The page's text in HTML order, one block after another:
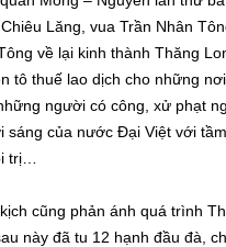
Lăng, vua Trần Nhân
về lại kinh thành Thăng
tô thuế lao dịch cho những
người có công, xử phạt
sáng của nước Đại Việt với
trị…
cũng phản ánh quá trình
này đã tu 12 hạnh đầu đà,